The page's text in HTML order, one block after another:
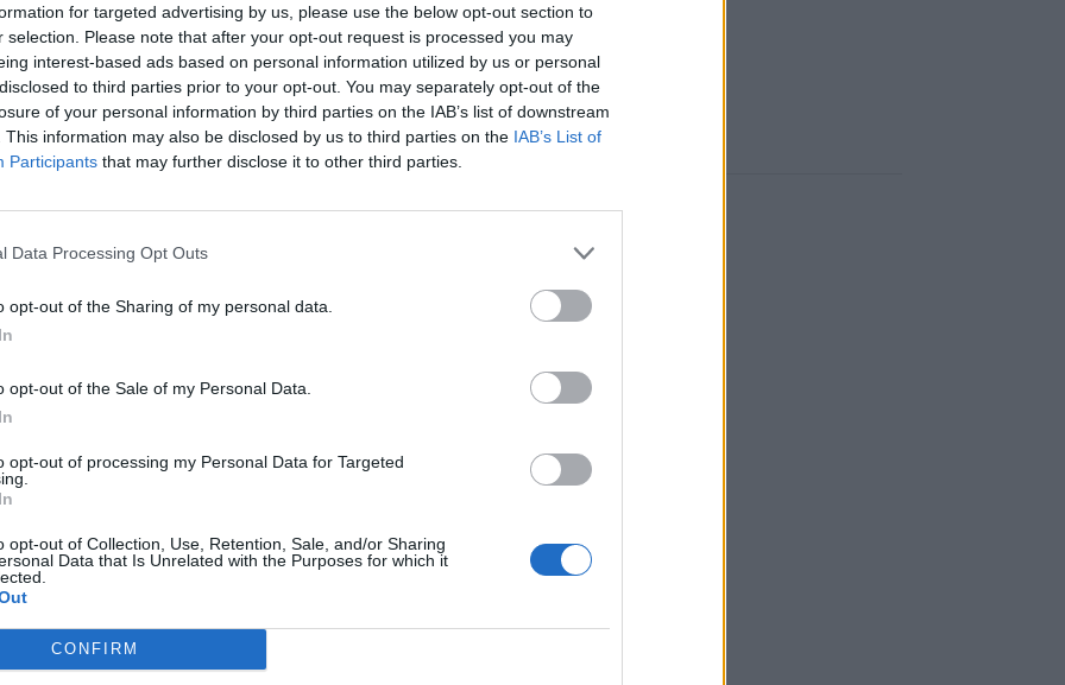
for targeted advertising by us, please use the below opt-out section to
selection. Please note that after your opt-out request is processed you may
interest-based ads based on personal information utilized by us or personal
to third parties prior to your opt-out. You may separately opt-out of the
of your personal information by third parties on the IAB’s list of downstream
This information may also be disclosed by us to third parties on the IAB’s List of
Participants that may further disclose it to other third parties.
Data Processing Opt Outs
opt-out of the Sharing of my personal data.
opt-out of the Sale of my Personal Data.
opt-out of processing my Personal Data for Targeted
opt-out of Collection, Use, Retention, Sale, and/or Sharing
Data that Is Unrelated with the Purposes for which it
CONFIRM
της αυτεπιστασίας πραγματοποίησαν εκεί
αναφέρει σε ανάρτησή του στο facebook
Γιώργος Κατζανός, πρόκειται για έναν
μικρούς και μεγάλους, ντόπιους και
ΔΙΑΦΗΜΙΣΗ